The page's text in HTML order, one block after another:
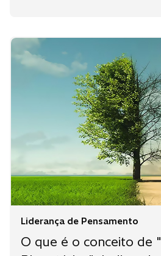
Liderança de Pensamento
O que é o conceito de